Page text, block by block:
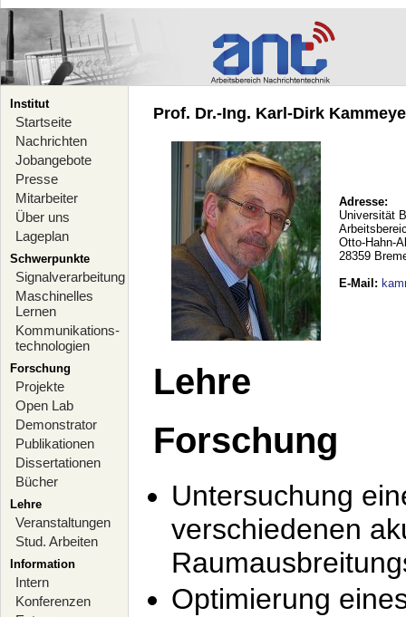
Institut
Startseite
Nachrichten
Jobangebote
Presse
Mitarbeiter
Über uns
Lageplan
Schwerpunkte
Signalverarbeitung
Maschinelles
Lernen
Kommunikations-
technologien
Forschung
Projekte
Open Lab
Demonstrator
Publikationen
Dissertationen
Bücher
Lehre
Veranstaltungen
Stud. Arbeiten
Information
Intern
Konferenzen
Prof. Dr.-Ing. Karl-Dirk
Adresse:
Universität
Otto-Hahn-
28359
E-Mail :
Lehre
Forschung
Untersuchung
verschiedenen
Optimierung